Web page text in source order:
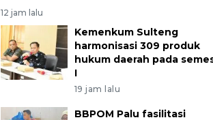
12 jam lalu
Kemenkum Sulteng
harmonisasi 309 produk
hukum daerah pada
I
19 jam lalu
BBPOM Palu fasilitasi